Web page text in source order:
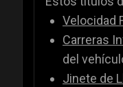
Velocidad
Carreras
del
Jinete de